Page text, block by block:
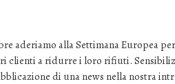
aderiamo alla Settimana Europea
clienti a ridurre i loro rifiuti.
di una news nella nostra